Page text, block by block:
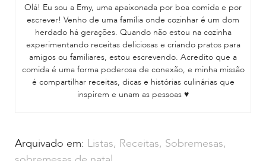
Olá! Eu sou a Emy, uma apaixonada por boa comida e por
escrever! Venho de uma família onde cozinhar é um dom
herdado há gerações. Quando não estou na cozinha
experimentando receitas deliciosas e criando pratos para
amigos ou familiares, estou escrevendo. Acredito que a
comida é uma forma poderosa de conexão, e minha missão
é compartilhar receitas, dicas e histórias culinárias que
inspirem e unam as pessoas ♥
Arquivado em: Listas, Receitas, Sobremesas,